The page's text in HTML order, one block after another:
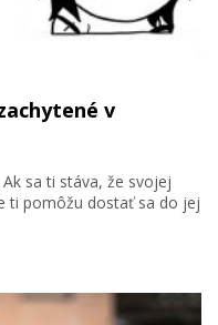
v
sa ti stáva, že svojej
ti pomôžu dostať sa do jej